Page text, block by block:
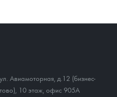
ул. Авиамоторная, д.12 (бизнес-
10 этаж, офис 905А